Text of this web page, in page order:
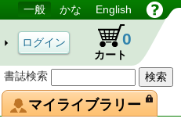
書誌検索
一般 かな English
カート
0
マイライブラリー